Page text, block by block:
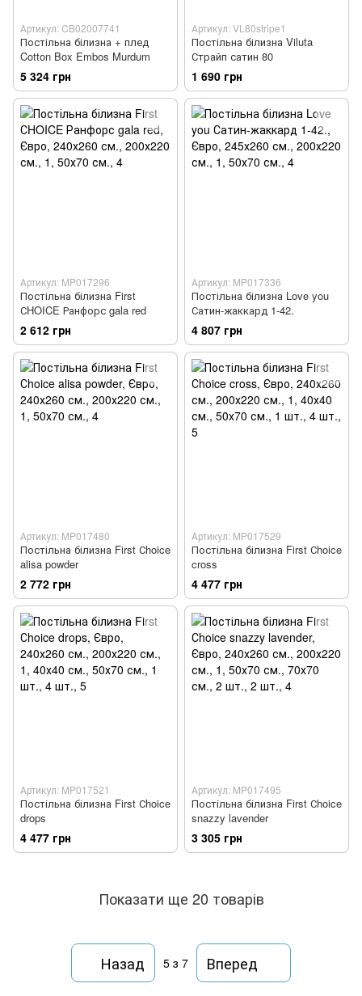
Артикул: CB02007741
Постільна білизна + плед
Cotton Box Embos Murdum
5 324 грн
Артикул: VL80stripe1
Постільна білизна Viluta
Страйп сатин 80
1 690 грн
Артикул: MP017296
Постільна білизна First
СHOICE Ранфорс gala red
2 612 грн
Артикул: MP017336
Постільна білизна Love you
Сатин-жаккард 1-42.
4 807 грн
Артикул: MP017480
Постільна білизна First Сhoice
alisa powder
2 772 грн
Артикул: MP017529
Постільна білизна First Сhoice
cross
4 477 грн
Артикул: MP017521
Постільна білизна First Сhoice
drops
4 477 грн
Артикул: MP017495
Постільна білизна First Сhoice
snazzy lavender
3 305 грн
Показати ще 20 товарів
Назад 5 з 7 Вперед